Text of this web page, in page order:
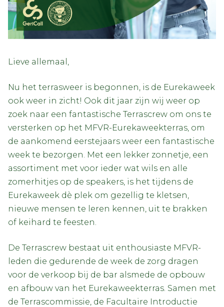
Lieve allemaal,
Nu het terrasweer is begonnen, is de Eurekaweek
ook weer in zicht! Ook dit jaar zijn wij weer op
zoek naar een fantastische Terrascrew om ons te
versterken op het MFVR-Eurekaweekterras, om
de aankomend eerstejaars weer een fantastische
week te bezorgen. Met een lekker zonnetje, een
assortiment met voor ieder wat wils en alle
zomerhitjes op de speakers, is het tijdens de
Eurekaweek dè plek om gezellig te kletsen,
nieuwe mensen te leren kennen, uit te brakken
of keihard te feesten.
De Terrascrew bestaat uit enthousiaste MFVR-
leden die gedurende de week de zorg dragen
voor de verkoop bij de bar alsmede de opbouw
en afbouw van het Eurekaweekterras. Samen met
de Terrascommissie, de Facultaire Introductie